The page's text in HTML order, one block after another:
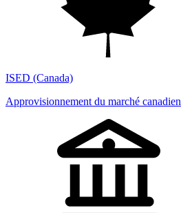
ISED (Canada)
Approvisionnement du marché canadien